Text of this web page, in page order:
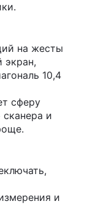
на жесты
экран,
10,4
сферу
сканера и
и